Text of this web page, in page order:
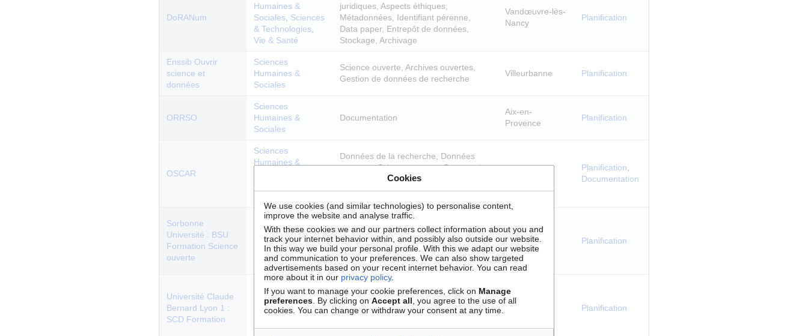
DoRANum
Humaines &
Sociales Sciences
& Technologies
Vie & Santé
juridiques, Aspects éthiques,
Métadonnées, Identifiant pérenne,
Data paper, Entrepôt de données,
Stockage, Archivage
Vandœuvre-lès-
Nancy
Planification
Enssib Ouvrir
science et
données
Sciences
Humaines &
Sociales
Science ouverte, Archives ouvertes,
Gestion de données de recherche
Villeurbanne Planification
ORRSO
Sciences
Humaines &
Sociales
Documentation
Aix-en-
Provence
Planification
OSCAR
Sciences
Humaines &
Données de la recherche, Données
ouvertes, Science ouverte, Partage des
données, Auto-formation, Gestion de
données de recherche
Planification
Documentation
Sorbonne
Université : BSU
Formation Science
ouverte
Sciences
Humaines &
Sociales,Sciences
& Technologies,
Vie & Santé
Science ouverte, Libre accès données
recherche, Plan de gestion de données
Paris Planification
Université Claude
Bernard Lyon 1 :
SCD Formation
Humaines &
Sociales,Sciences
Vie & Santé
Données de la recherche, Ateliers,
Tutoriels, Science ouverte
Planification
Cookies
We use cookies (and similar technologies) to personalise content,
improve the website and analyse traffic.
With these cookies we and our partners collect information about you and
track your internet behavior within, and possibly also outside our website.
In this way we build your personal profile. With this we adapt our website
and communication to your preferences. We can also show targeted
advertisements based on your recent internet behavior. You can read
more about it in our privacy policy.
If you want to manage your cookie preferences, click on Manage
preferences. By clicking on Accept all, you agree to the use of all
cookies. You can change or withdraw your consent at any time.